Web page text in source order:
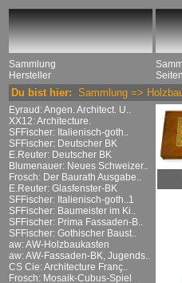
Sammlung
Hersteller
Du bist hier: Sammlung =>
Eyraud: Angen. Architect. U..
XX12: Architecture.
SFFischer: Italienisch-goth..
SFFischer: Deutscher BK
E.Reuter: Deutscher BK
Blumenauer: Neues Schweizer..
Frosch: Der Baurath Ausgabe..
E.Reuter: Glasfenster-BK
SFFischer: Italienisch-goth..1
SFFischer: Baumeister im Ki..
SFFischer: Prima Fassaden-B..
SFFischer: Gothischer Baust..
aw: AW-Holzbaukasten
aw: AW-Fassaden-BK, Jugends..
CS Cie: Architecture Franç..
Frosch: Mosaik-Cubus-Spiel